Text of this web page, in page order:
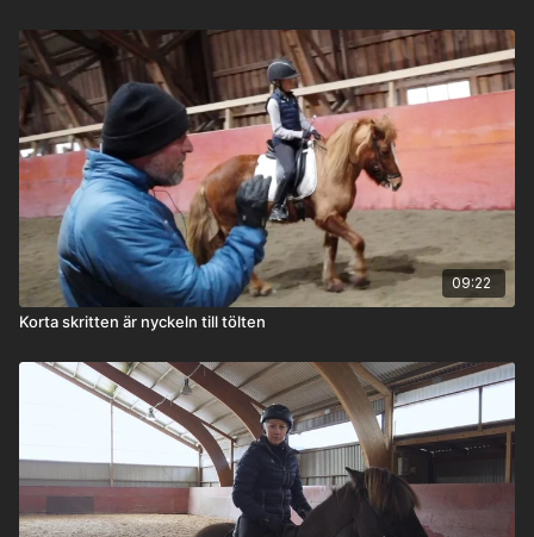
09:22
Korta skritten är nyckeln till tölten